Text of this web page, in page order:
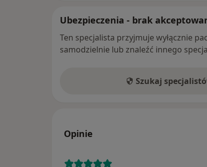
Ubezpieczenia - brak
Ten specjalista przyjmuje wyłącznie
samodzielnie lub znaleźć innego
Szukaj
Opinie